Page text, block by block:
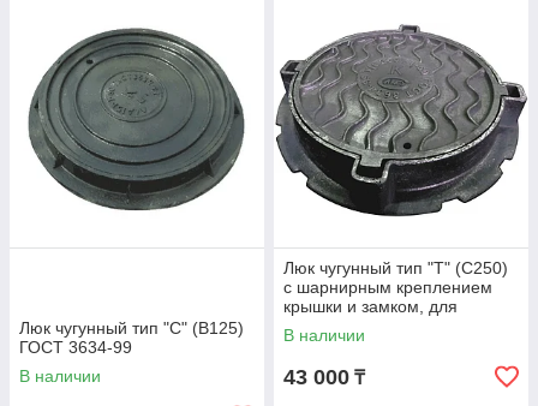
Люк чугунный тип "С" (В125)
ГОСТ 3634-99
В наличии
Люк чугунный тип "Т" (С250)
с шарнирным креплением
крышки и замком, для
смотровых колодцев ГОСТ
3634-2019
В наличии
43 000 ₸